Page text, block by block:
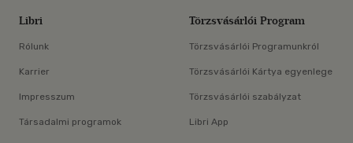
Libri
Rólunk
Karrier
Impresszum
Társadalmi programok
Törzsvásárlói Program
Törzsvásárlói Programunkról
Törzsvásárlói Kártya egyenlege
Törzsvásárlói szabályzat
Libri App